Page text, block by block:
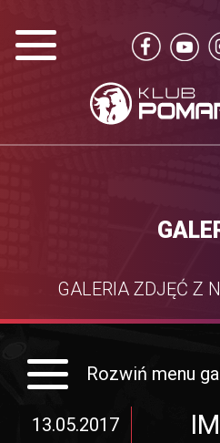
GALERIA ZDJĘĆ Z
Rozwiń menu
13.05.2017